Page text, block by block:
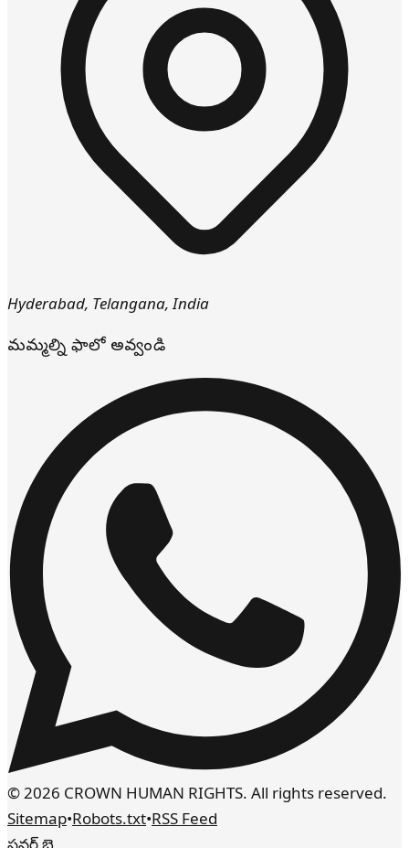
Hyderabad, Telangana,India
మమ్మల్ని ఫాలో అవ్వండి
© 2026 CROWN HUMAN RIGHTS. All rights reserved.
Sitemap•Robots.txt•RSS Feed